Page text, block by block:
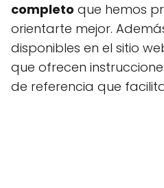
completo que hemos
orientarte mejor.
disponibles en el sitio
que ofrecen
de referencia que